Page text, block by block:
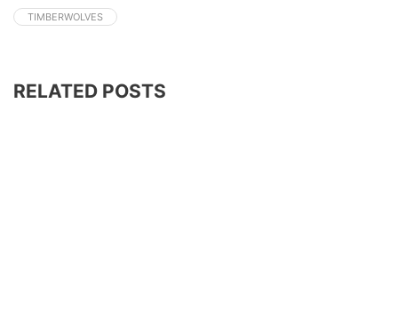
TIMBERWOLVES
RELATED POSTS